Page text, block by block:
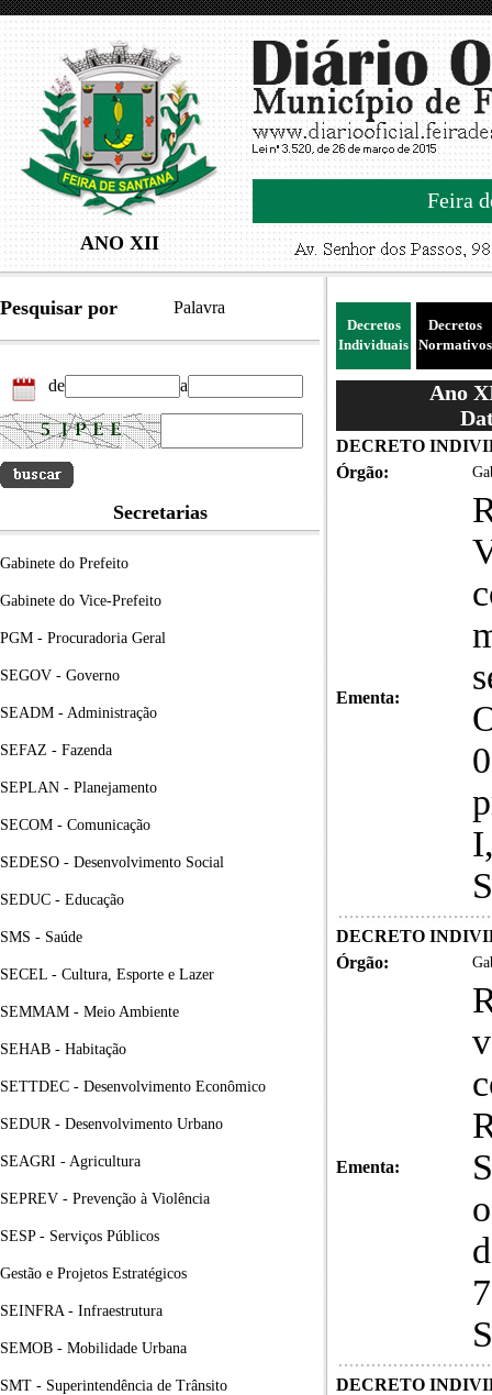
ANO XII
Feira
Pesquisar por Palavra
de a
Secretarias
Gabinete do Prefeito
Gabinete do Vice-Prefeito
PGM - Procuradoria Geral
SEGOV - Governo
SEADM - Administração
SEFAZ - Fazenda
SEPLAN - Planejamento
SECOM - Comunicação
SEDESO - Desenvolvimento Social
SEDUC - Educação
SMS - Saúde
SECEL - Cultura, Esporte e Lazer
SEMMAM - Meio Ambiente
SEHAB - Habitação
SETTDEC - Desenvolvimento Econômico
SEDUR - Desenvolvimento Urbano
SEAGRI - Agricultura
SEPREV - Prevenção à Violência
SESP - Serviços Públicos
Gestão e Projetos Estratégicos
SEINFRA - Infraestrutura
SEMOB - Mobilidade Urbana
SMT - Superintendência de Trânsito
Decretos
Individuais
Decretos
Normativos
Ano
DECRETO
Órgão:
Ementa:
DECRETO
Órgão:
Ementa:
DECRETO